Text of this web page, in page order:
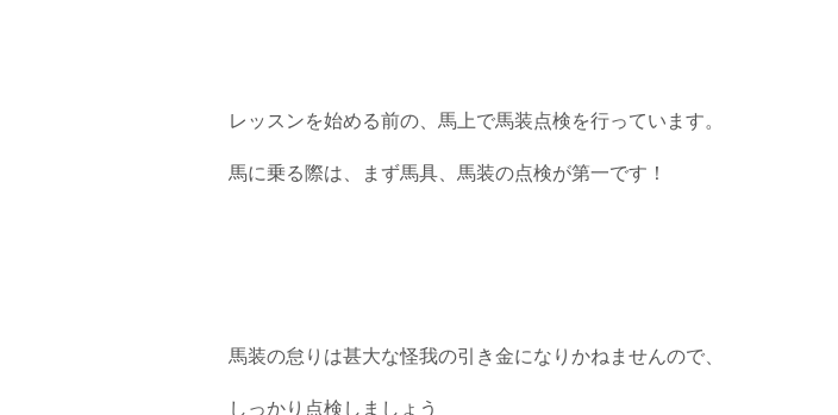
レッスンを始める前の、馬上で馬装点検を行っています。
馬に乗る際は、まず馬具、馬装の点検が第一です！
馬装の怠りは甚大な怪我の引き金になりかねませんので、
しっかり点検しましょう